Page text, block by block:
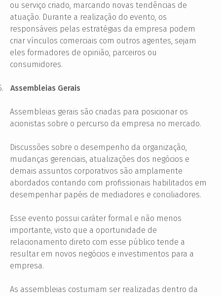
ou serviço criado, marcando novas tendências de
atuação. Durante a realização do evento, os
responsáveis pelas estratégias da empresa podem
criar vínculos comerciais com outros agentes, sejam
eles formadores de opinião, parceiros ou
consumidores.
Assembleias Gerais
Assembleias gerais são criadas para posicionar os
acionistas sobre o percurso da empresa no mercado.
Discussões sobre o desempenho da organização,
mudanças gerenciais, atualizações dos negócios e
demais assuntos corporativos são amplamente
abordados contando com profissionais habilitados em
desempenhar papéis de mediadores e conciliadores.
Esse evento possui caráter formal e não menos
importante, visto que a oportunidade de
relacionamento direto com esse público tende a
resultar em novos negócios e investimentos para a
empresa.
As assembleias costumam ser realizadas dentro da